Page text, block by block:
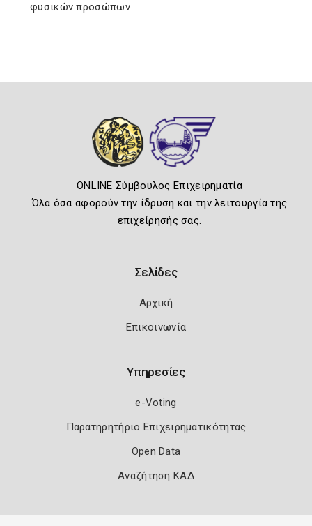
φυσικών προσώπων
ONLINE Σύμβουλος Επιχειρηματία
Όλα όσα αφορούν την ίδρυση και την λειτουργία της
επιχείρησής σας.
Σελίδες
Αρχική
Επικοινωνία
Υπηρεσίες
e-Voting
Παρατηρητήριο Επιχειρηματικότητας
Open Data
Αναζήτηση ΚΑΔ